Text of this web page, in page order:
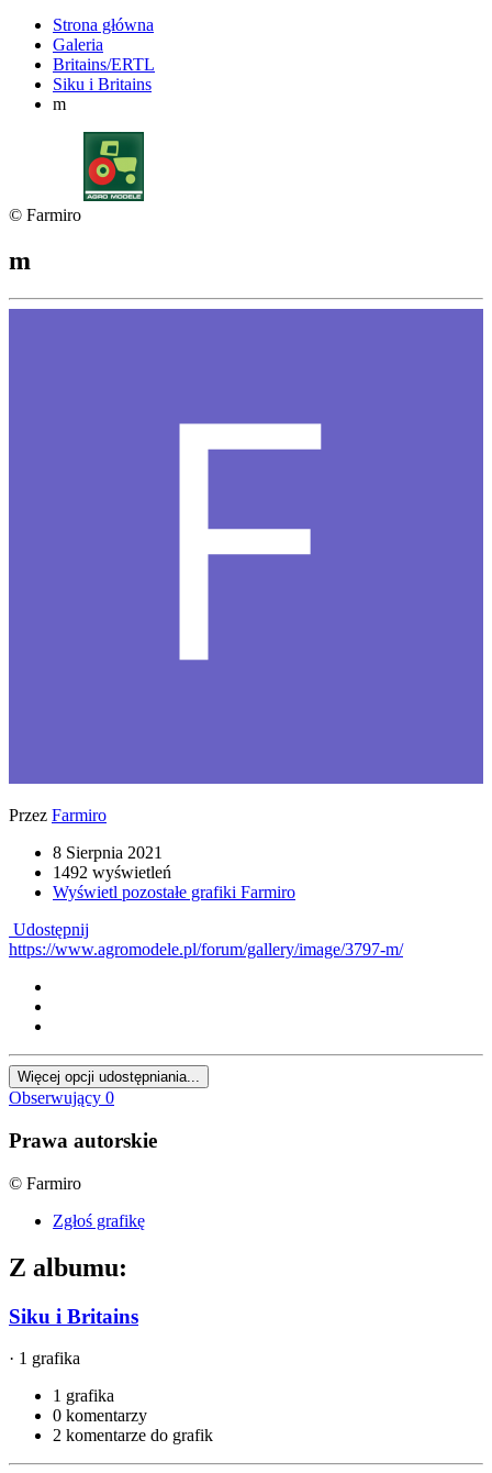
Strona główna
Galeria
Britains/ERTL
Siku i Britains
m
© Farmiro
m
Przez Farmiro
8 Sierpnia 2021
1492 wyświetleń
Wyświetl pozostałe grafiki Farmiro
Udostępnij
https://www.agromodele.pl/forum/gallery/image/3797-m/
Więcej opcji udostępniania...
Obserwujący 0
Prawa autorskie
© Farmiro
Zgłoś grafikę
Z albumu:
Siku i Britains
· 1 grafika
1 grafika
0 komentarzy
2 komentarze do grafik